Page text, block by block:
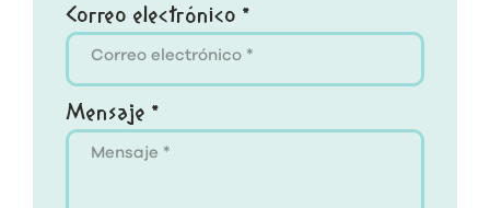
Correo electrónico *
Mensaje *